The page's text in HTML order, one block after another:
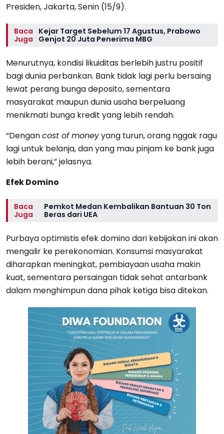
Presiden, Jakarta, Senin (15/9).
Baca
Juga
Kejar Target Sebelum 17 Agustus, Prabowo
Genjot 20 Juta Penerima MBG
Menurutnya, kondisi likuiditas berlebih justru positif
bagi dunia perbankan. Bank tidak lagi perlu bersaing
lewat perang bunga deposito, sementara
masyarakat maupun dunia usaha berpeluang
menikmati bunga kredit yang lebih rendah.
“Dengancost of moneyyang turun, orang nggak ragu
lagi untuk belanja, dan yang mau pinjam ke bank juga
lebih berani,” jelasnya.
Efek Domino
Baca
Juga
Pemkot Medan Kembalikan Bantuan 30 Ton
Beras dari UEA
Purbaya optimistis efek domino dari kebijakan ini akan
mengalir ke perekonomian. Konsumsi masyarakat
diharapkan meningkat, pembiayaan usaha makin
kuat, sementara persaingan tidak sehat antarbank
dalam menghimpun dana pihak ketiga bisa ditekan.